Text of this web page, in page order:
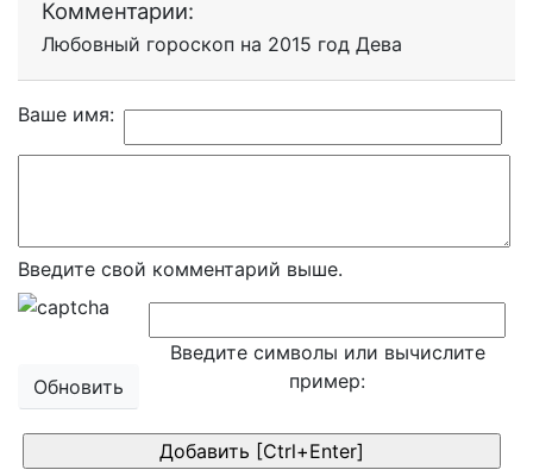
Комментарии:
Любовный гороскоп на 2015 год Дева
Ваше имя:
Введите свой комментарий выше.
Обновить
Введите символы или вычислите
пример: